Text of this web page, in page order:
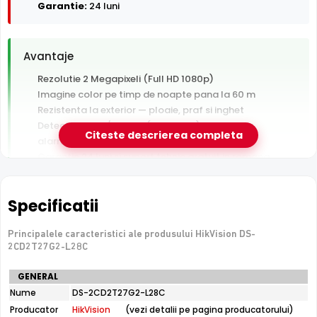
Garantie: 24 luni
Avantaje
Rezolutie 2 Megapixeli (Full HD 1080p)
Imagine color pe timp de noapte pana la 60 m
Rezistenta la exterior — ploaie, praf si inghet
Detectie AI om/vehicul (AcuSense) — filtreaza
alarmele false
Garantie 24 luni si suport tehnic gratuit in romana
Nu are slot de card — inregistrarea necesita un NVR sau
server
Fara PoE — necesita sursa de alimentare separata
Fara microfon/difuzor — nu inregistreaza audio
Citeste descrierea completa
Specificatii
Principalele caracteristici ale produsului HikVision DS-
2CD2T27G2-L28C
Specificatii
tehnice
HikVision
DS-
GENERAL
Nume
DS-2CD2T27G2-L28C
Producator
HikVision
(vezi detalii pe pagina producatorului)